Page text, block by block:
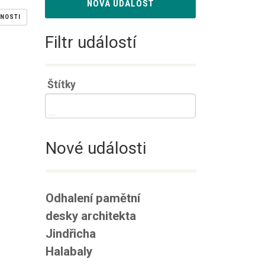
NOVÁ UDÁLOST
Filtr událostí
Štítky
Nové události
Odhalení pamětní
desky architekta
Jindřicha
Halabaly